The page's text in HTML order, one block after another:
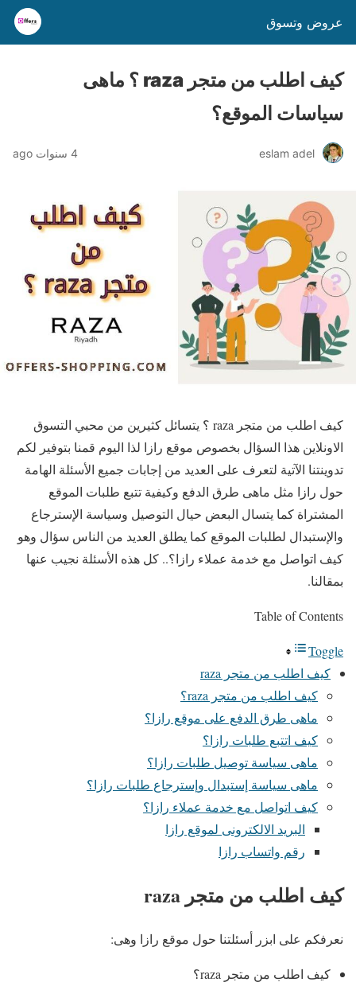
عروض وتسوق
كيف اطلب من متجر raza ؟ ماهى
سياسات الموقع؟
eslam adel 4 سنوات ago
كيف اطلب من متجر raza ؟ يتسائل كثيرين من محبي التسوق
الاونلاين هذا السؤال بخصوص موقع رازا لذا اليوم قمنا بتوفير لكم
تدوينتنا الآتية لتعرف على العديد من إجابات جميع الأسئلة الهامة
حول رازا مثل ماهى طرق الدفع وكيفية تتبع طلبات الموقع
المشتراة كما يتسال البعض حيال التوصيل وسياسة الإسترجاع
والإستبدال لطلبات الموقع كما يطلق العديد من الناس سؤال وهو
كيف اتواصل مع خدمة عملاء رازا؟.. كل هذه الأسئلة نجيب عنها
بمقالنا.
Table of Contents
Toggle
كيف اطلب من متجر raza
كيف اطلب من متجر raza؟
ماهى طرق الدفع على موقع رازا؟
كيف اتتبع طلبات رازا؟
ماهى سياسة توصيل طلبات رازا؟
ماهى سياسة إستبدال وإسترجاع طلبات رازا؟
كيف اتواصل مع خدمة عملاء رازا؟
البريد الالكترونى لموقع رازا
رقم واتساب رازا
كيف اطلب من متجر raza
نعرفكم على ابزر أسئلتنا حول موقع رازا وهى:
كيف اطلب من متجر raza؟